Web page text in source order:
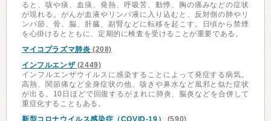
ると、咳や痰、血痰、発熱、呼吸苦、動悸、胸の痛みなどの症状
が現れる。がんが血液やリンパ液に入り込むと、反対側の肺やリ
ンパ節、骨、脳、肝臓、副腎などに転移を起こす。日頃から禁煙
を心掛けるとともに、定期的に検査を受けることが重要である。
マイコプラズマ肺炎 (208)
インフルエンザ(2449)
インフルエンザウイルスに感染することによって発症する病気。
高熱、関節痛など全身症状の他、咳きや鼻水など風邪と似た症状
が出る。10日ほどで回復するがまれに肺炎、脳炎などを合併して
重症化することもある。
新型コロナウイルス感染症（COVID-19）
(590)